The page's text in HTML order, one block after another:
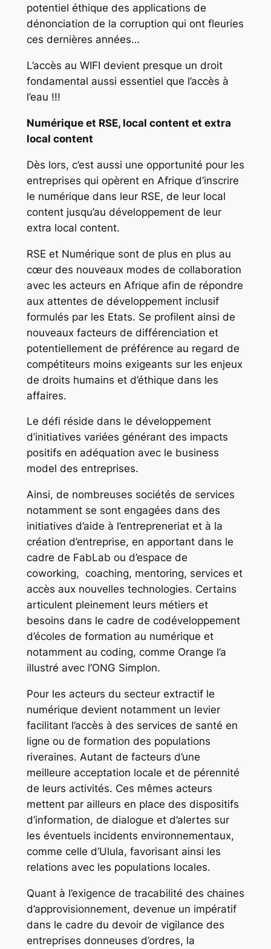
potentiel éthique des applications de
dénonciation de la corruption qui ont fleuries
ces dernières années…
L’accès au WIFI devient presque un droit
fondamental aussi essentiel que l’accès à
l’eau !!!
Numérique et RSE, local content et extra
local content
Dès lors, c’est aussi une opportunité pour les
entreprises qui opèrent en Afrique d’inscrire
le numérique dans leur RSE, de leur local
content jusqu’au développement de leur
extra local content.
RSE et Numérique sont de plus en plus au
cœur des nouveaux modes de collaboration
avec les acteurs en Afrique afin de répondre
aux attentes de développement inclusif
formulés par les Etats. Se profilent ainsi de
nouveaux facteurs de différenciation et
potentiellement de préférence au regard de
compétiteurs moins exigeants sur les enjeux
de droits humains et d’éthique dans les
affaires.
Le défi réside dans le développement
d’initiatives variées générant des impacts
positifs en adéquation avec le business
model des entreprises.
Ainsi, de nombreuses sociétés de services
notamment se sont engagées dans des
initiatives d’aide à l’entrepreneriat et à la
création d’entreprise, en apportant dans le
cadre de FabLab ou d’espace de
coworking, coaching, mentoring, services et
accès aux nouvelles technologies. Certains
articulent pleinement leurs métiers et
besoins dans le cadre de codéveloppement
d’écoles de formation au numérique et
notamment au coding, comme Orange l’a
illustré avec l’ONG Simplon.
Pour les acteurs du secteur extractif le
numérique devient notamment un levier
facilitant l’accès à des services de santé en
ligne ou de formation des populations
riveraines. Autant de facteurs d’une
meilleure acceptation locale et de pérennité
de leurs activités. Ces mêmes acteurs
mettent par ailleurs en place des dispositifs
d’information, de dialogue et d’alertes sur
les éventuels incidents environnementaux,
comme celle d’Ulula, favorisant ainsi les
relations avec les populations locales.
Quant à l’exigence de tracabilité des chaines
d’approvisionnement, devenue un impératif
dans le cadre du devoir de vigilance des
entreprises donneuses d’ordres, la